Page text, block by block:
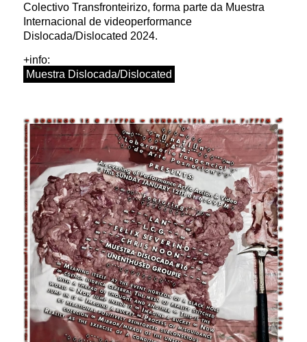
Colectivo Transfronteirizo, forma parte da Muestra
Internacional de videoperformance
Dislocada/Dislocated 2024.
+info:
Muestra Dislocada/Dislocated